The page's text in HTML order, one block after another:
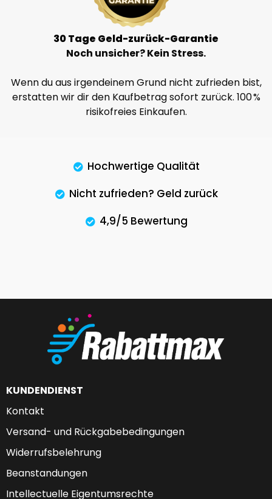
30 Tage Geld-zurück-Garantie
Noch unsicher? Kein Stress.
Wenn du aus irgendeinem Grund nicht zufrieden bist,
erstatten wir dir den Kaufbetrag sofort zurück. 100 %
risikofreies Einkaufen.
Hochwertige Qualität
Nicht zufrieden? Geld zurück
4,9/5 Bewertung
KUNDENDIENST
Kontakt
Versand- und Rückgabebedingungen
Widerrufsbelehrung
Beanstandungen
Intellectuelle Eigentumsrechte